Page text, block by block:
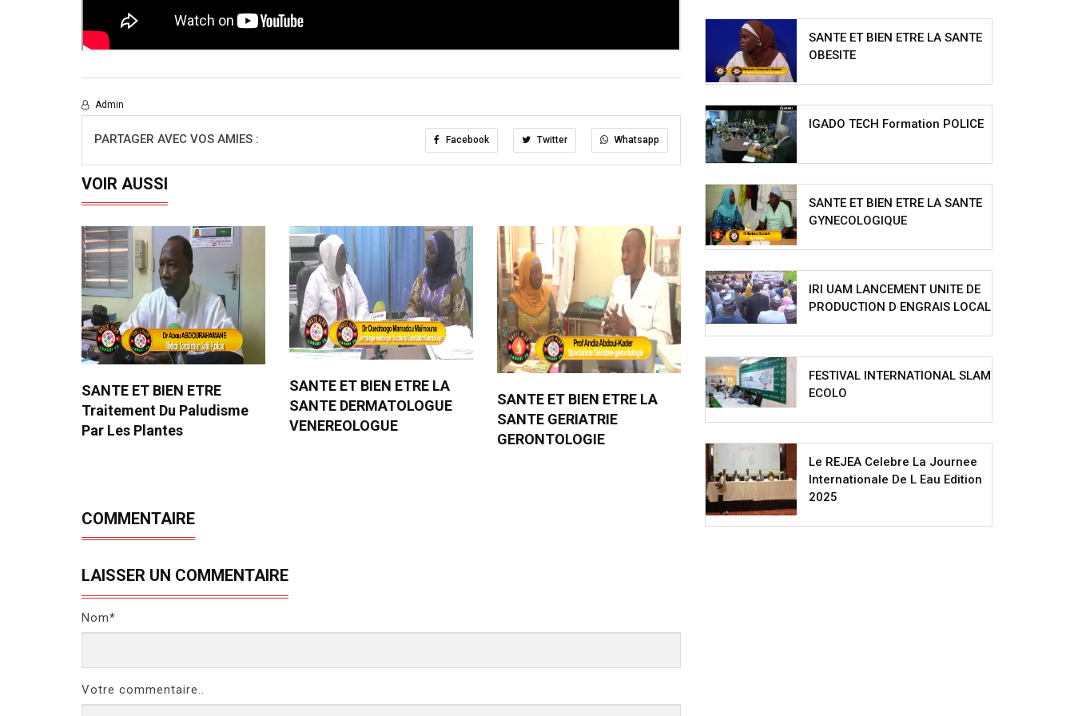
Admin
PARTAGER AVEC VOS AMIES : Facebook Twitter Whatsapp
VOIR AUSSI
SANTE ET BIEN ETRE
Traitement Du Paludisme
Par Les Plantes
SANTE ET BIEN ETRE LA
SANTE DERMATOLOGUE
VENEREOLOGUE
SANTE ET BIEN ETRE LA
SANTE GERIATRIE
GERONTOLOGIE
COMMENTAIRE
LAISSER UN COMMENTAIRE
Nom*
Votre commentaire..
SANTE ET BIEN ETRE LA SANTE
OBESITE
IGADO TECH Formation POLICE
SANTE ET BIEN ETRE LA SANTE
GYNECOLOGIQUE
IRI UAM LANCEMENT UNITE DE
PRODUCTION D ENGRAIS LOCAL
FESTIVAL INTERNATIONAL SLAM
ECOLO
Le REJEA Celebre La Journee
Internationale De L Eau Edition
2025